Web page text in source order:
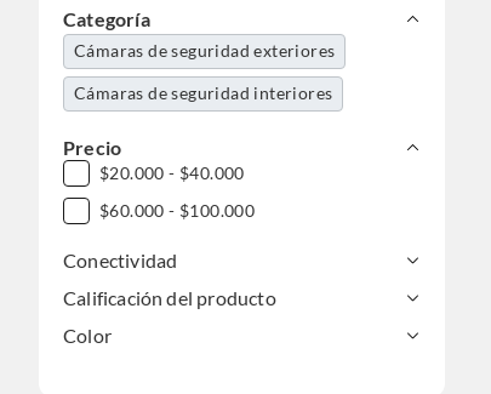
Categoría
Cámaras de seguridad exteriores
Cámaras de seguridad interiores
Precio
$20.000 - $40.000
$60.000 - $100.000
Conectividad
Calificación del producto
Color